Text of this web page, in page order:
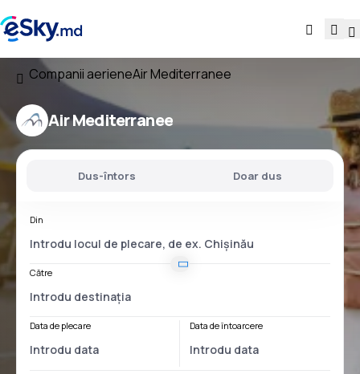
Companii aerieneAir Mediterranee
Air Mediterranee
Dus-întors Doar dus
Din
Către
Data de plecare Data de întoarcere